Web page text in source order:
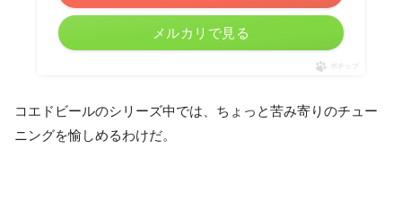
メルカリで見る
ポチップ
コエドビールのシリーズ中では、ちょっと苦み寄りのチュー
ニングを愉しめるわけだ。